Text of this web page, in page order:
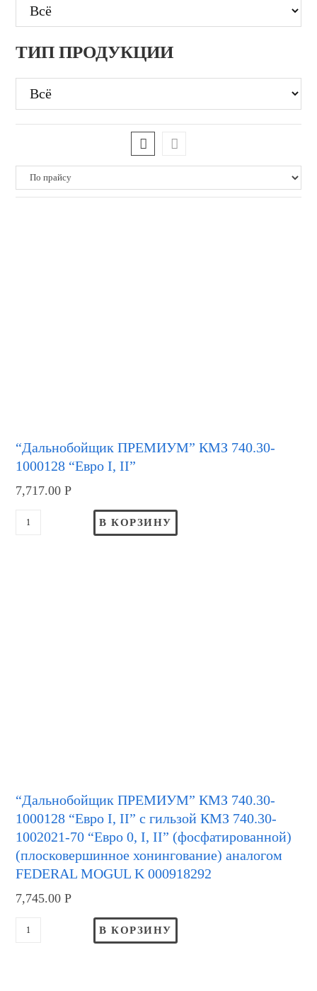
ТИП ПРОДУКЦИИ
“Дальнобойщик ПРЕМИУМ” КМЗ 740.30-
1000128 “Евро I, II”
7,717.00Р
В КОРЗИНУ
“Дальнобойщик ПРЕМИУМ” КМЗ 740.30-
1000128 “Евро I, II” с гильзой КМЗ 740.30-
1002021-70 “Евро 0, I, II” (фосфатированной)
(плосковершинное хонингование) аналогом
FEDERAL MOGUL K 000918292
7,745.00Р
В КОРЗИНУ